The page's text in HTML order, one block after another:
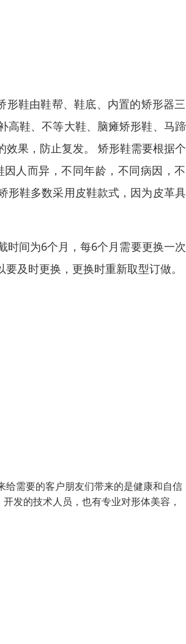
鞋由鞋帮、鞋底、内置的矫形器
高鞋、不等大鞋、脑瘫矫形鞋、马
果，防止复发。 矫形鞋需要根据
人而异，不同年龄，不同病因，
形鞋多数采用皮鞋款式，因为皮革
时间为6个月，每6个月需要更换一
及时更换，更换时重新取型订做。
需要的客户朋友们带来的是健康和自信
发的技术人员，也有专业对形体美容，